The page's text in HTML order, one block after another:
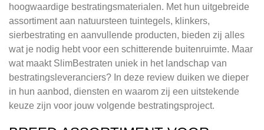
hoogwaardige bestratingsmaterialen. Met hun uitgebreide
assortiment aan natuursteen tuintegels, klinkers,
sierbestrating en aanvullende producten, bieden zij alles
wat je nodig hebt voor een schitterende buitenruimte. Maar
wat maakt SlimBestraten uniek in het landschap van
bestratingsleveranciers? In deze review duiken we dieper
in hun aanbod, diensten en waarom zij een uitstekende
keuze zijn voor jouw volgende bestratingsproject.